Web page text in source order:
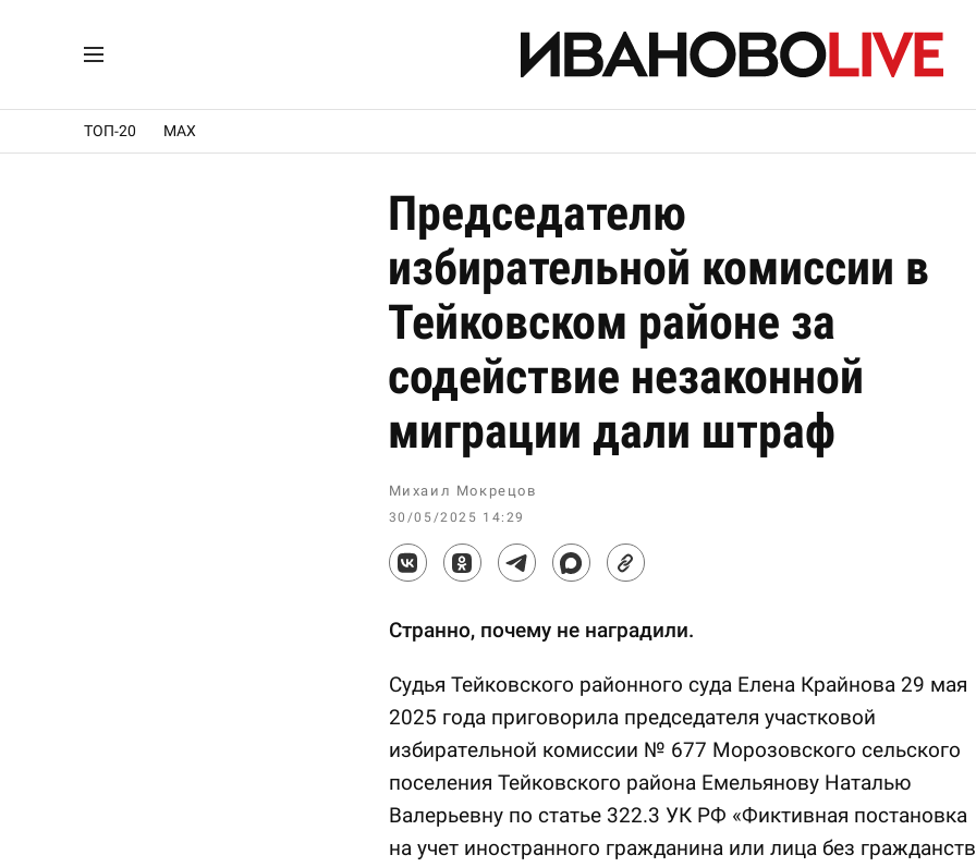
ТОП-20 MAX
Председателю
избирательной комиссии в
Тейковском районе за
содействие незаконной
миграции дали штраф
Михаил Мокрецов
30/05/2025 14:29
Странно, почему не наградили.
Судья Тейковского районного суда Елена Крайнова 29 мая
2025 года приговорила председателя участковой
избирательной комиссии № 677 Морозовского сельского
поселения Тейковского района Емельянову Наталью
Валерьевну по статье 322.3 УК РФ «Фиктивная постановка
на учет иностранного гражданина или лица без